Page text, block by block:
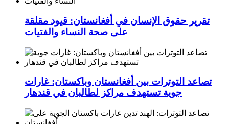
تقرير حقوق الإنسان في أفغانستان: قيود مقلقة
على صحة النساء والفتيات
تصاعد التوترات بين أفغانستان وباكستان: غارات
جوية تستهدف مراكز لطالبان في قندهار